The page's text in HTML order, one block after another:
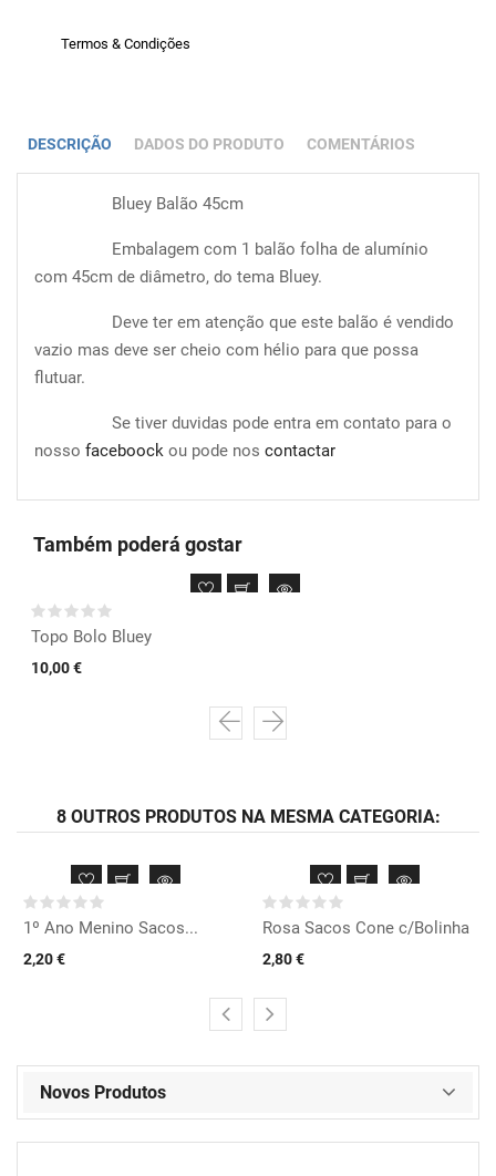
Termos & Condições
DESCRIÇÃO DADOS DO PRODUTO COMENTÁRIOS
Bluey Balão 45cm
Embalagem com 1 balão folha de alumínio
com 45cm de diâmetro, do tema Bluey.
Deve ter em atenção que este balão é vendido
vazio mas deve ser cheio com hélio para que possa
flutuar.
Se tiver duvidas pode entra em contato para o
nosso faceboock ou pode nos contactar
Também poderá gostar
Topo Bolo Bluey
10,00 €
8 OUTROS PRODUTOS NA MESMA CATEGORIA:
1º Ano Menino Sacos...
2,20 €
Rosa Sacos Cone c/Bolinha
2,80 €
Novos Produtos